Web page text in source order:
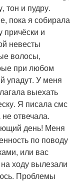
тон и пудру.
пока я собирала
причёски и
невесты
волосы,
при любом
упадут. У меня
выехать
Я писала смс
отвечала.
день! Меня
по поводу
или вас
ходу вылезали
Проблемы